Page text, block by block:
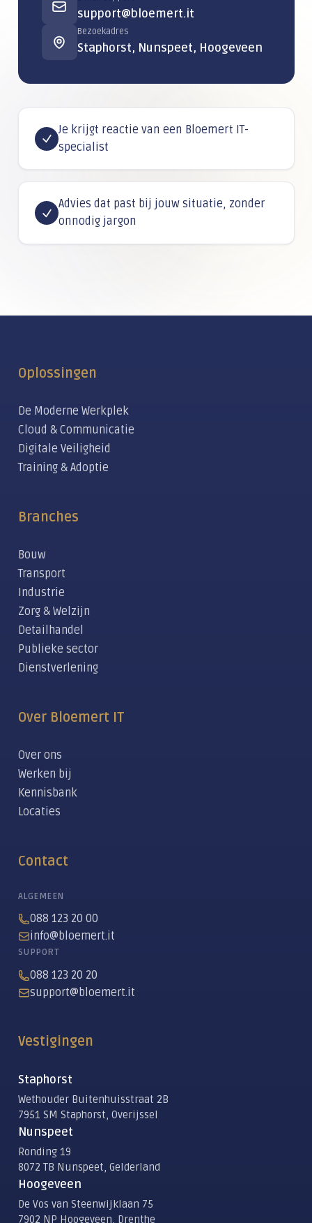
support@bloemert.it
Bezoekadres
Staphorst, Nunspeet, Hoogeveen
Je krijgt reactie van een Bloemert IT-
specialist
Advies dat past bij jouw situatie, zonder
onnodig jargon
Oplossingen
De Moderne Werkplek
Cloud & Communicatie
Digitale Veiligheid
Training & Adoptie
Branches
Bouw
Transport
Industrie
Zorg & Welzijn
Detailhandel
Publieke sector
Dienstverlening
Over Bloemert IT
Over ons
Werken bij
Kennisbank
Locaties
Contact
ALGEMEEN
088 123 20 00
info@bloemert.it
SUPPORT
088 123 20 20
support@bloemert.it
Vestigingen
Staphorst
Wethouder Buitenhuisstraat 2B
7951 SM Staphorst, Overijssel
Nunspeet
Ronding 19
8072 TB Nunspeet, Gelderland
Hoogeveen
De Vos van Steenwijklaan 75
7902 NP Hoogeveen, Drenthe